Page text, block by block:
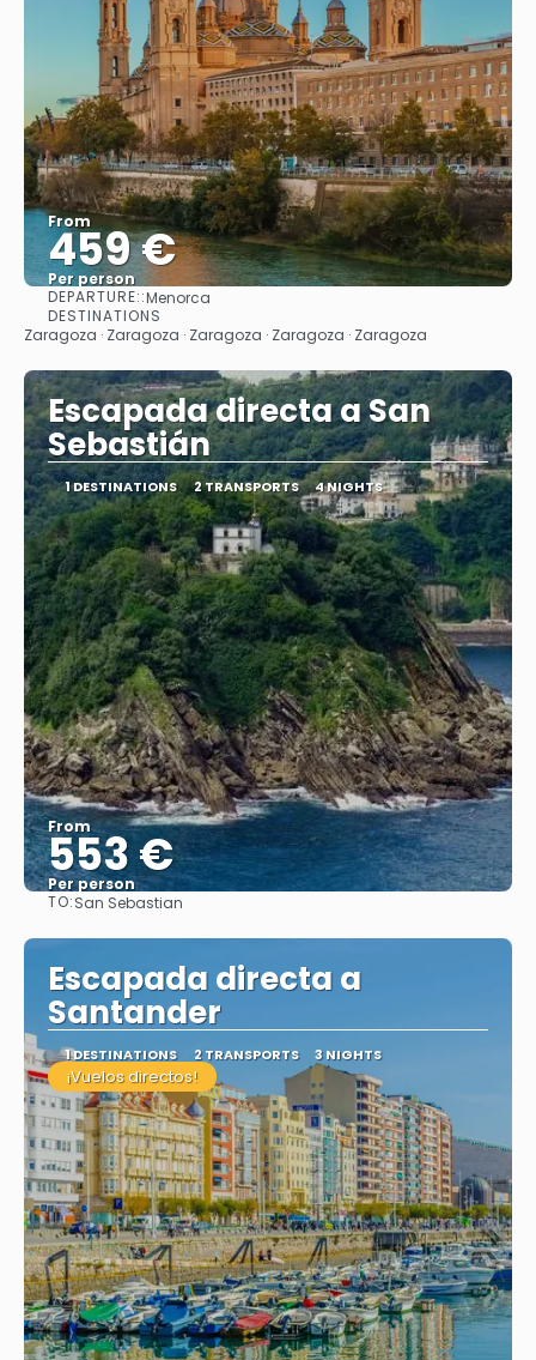
From
459 €
Per person
DEPARTURE::Menorca
DESTINATIONS
Zaragoza · Zaragoza · Zaragoza · Zaragoza · Zaragoza
Escapada directa a San
Sebastián
1 DESTINATIONS 2 TRANSPORTS 4 NIGHTS
From
553 €
Per person
TO:San Sebastian
Escapada directa a
Santander
1 DESTINATIONS 2 TRANSPORTS 3 NIGHTS
¡Vuelos directos!